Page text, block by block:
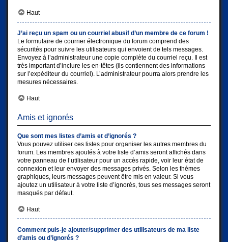
Haut
J’ai reçu un spam ou un courriel abusif d’un membre de ce forum !
Le formulaire de courrier électronique du forum comprend des
sécurités pour suivre les utilisateurs qui envoient de tels messages.
Envoyez à l’administrateur une copie complète du courriel reçu. Il est
très important d’inclure les en-têtes (ils contiennent des informations
sur l’expéditeur du courriel). L’administrateur pourra alors prendre les
mesures nécessaires.
Haut
Amis et ignorés
Que sont mes listes d’amis et d’ignorés ?
Vous pouvez utiliser ces listes pour organiser les autres membres du
forum. Les membres ajoutés à votre liste d’amis seront affichés dans
votre panneau de l’utilisateur pour un accès rapide, voir leur état de
connexion et leur envoyer des messages privés. Selon les thèmes
graphiques, leurs messages peuvent être mis en valeur. Si vous
ajoutez un utilisateur à votre liste d’ignorés, tous ses messages seront
masqués par défaut.
Haut
Comment puis-je ajouter/supprimer des utilisateurs de ma liste
d’amis ou d’ignorés ?